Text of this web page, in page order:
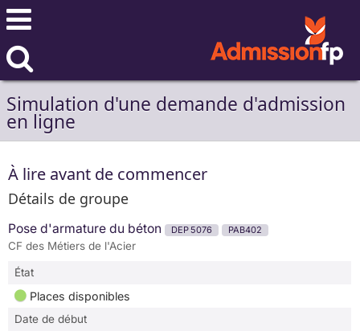
Simulation d'une demande d'admission
en ligne
À lire avant de commencer
Détails de groupe
Pose d'armature du béton DEP 5076 PAB402
CF des Métiers de l'Acier
État
Places disponibles
Date de début